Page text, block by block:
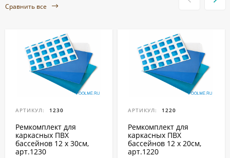
Сравнить все
АРТИКУЛ: 1230
Ремкомплект для
каркасных ПВХ
бассейнов 12 x 30см,
арт.1230
АРТИКУЛ: 1220
Ремкомплект для
каркасных ПВХ
бассейнов 12 x 20см,
арт.1220